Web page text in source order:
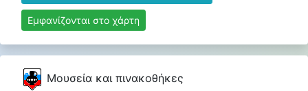
Εμφανίζονται στο χάρτη
Μουσεία και πινακοθήκες